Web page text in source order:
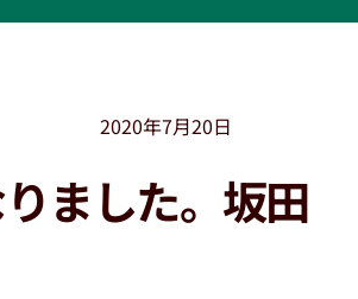
2020年7月20日
ました。坂田